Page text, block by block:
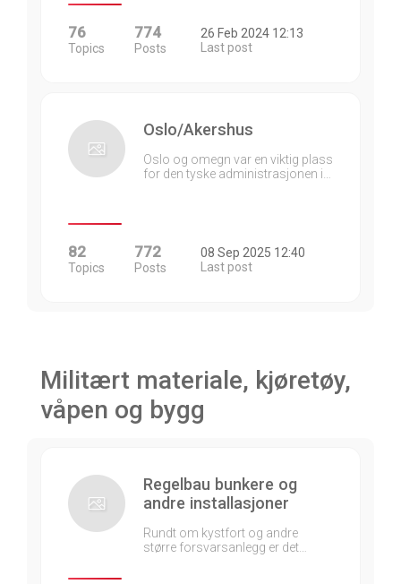
76
Topics
774
Posts
26 Feb 2024 12:13
Last post
Oslo/Akershus
Oslo og omegn var en viktig plass
for den tyske administrasjonen i…
82
Topics
772
Posts
08 Sep 2025 12:40
Last post
Militært materiale, kjøretøy,
våpen og bygg
Regelbau bunkere og
andre installasjoner
Rundt om kystfort og andre
større forsvarsanlegg er det…